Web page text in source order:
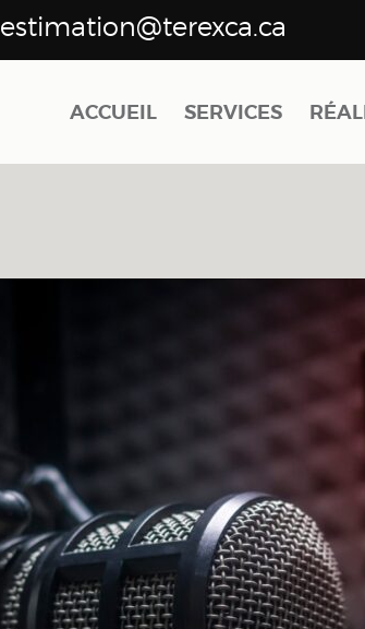
estimation@terexca.ca
ACCUEIL SERVICES